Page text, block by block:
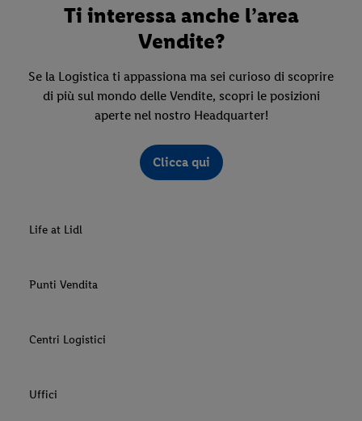
Ti interessa anche l’area
Vendite?
Se la Logistica ti appassiona ma sei curioso di scoprire
di più sul mondo delle Vendite, scopri le posizioni
aperte nel nostro Headquarter!
Clicca qui
Life at Lidl
Punti Vendita
Centri Logistici
Uffici